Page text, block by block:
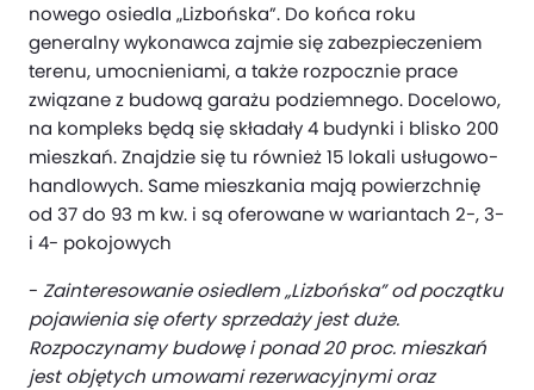
nowego osiedla „Lizbońska”. Do końca roku
generalny wykonawca zajmie się zabezpieczeniem
terenu, umocnieniami, a także rozpocznie prace
związane z budową garażu podziemnego. Docelowo,
na kompleks będą się składały 4 budynki i blisko 200
mieszkań. Znajdzie się tu również 15 lokali usługowo-
handlowych. Same mieszkania mają powierzchnię
od 37 do 93 m kw. i są oferowane w wariantach 2-, 3-
i 4- pokojowych
- Zainteresowanie osiedlem „Lizbońska” od początku
pojawienia się oferty sprzedaży jest duże.
Rozpoczynamy budowę i ponad 20 proc. mieszkań
jest objętych umowami rezerwacyjnymi oraz